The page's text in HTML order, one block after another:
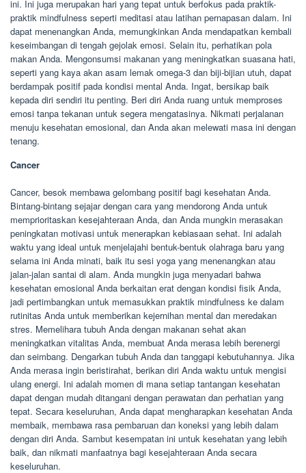
ini. Ini juga merupakan hari yang tepat untuk berfokus pada praktik-
praktik mindfulness seperti meditasi atau latihan pernapasan dalam. Ini
dapat menenangkan Anda, memungkinkan Anda mendapatkan kembali
keseimbangan di tengah gejolak emosi. Selain itu, perhatikan pola
makan Anda. Mengonsumsi makanan yang meningkatkan suasana hati,
seperti yang kaya akan asam lemak omega-3 dan biji-bijian utuh, dapat
berdampak positif pada kondisi mental Anda. Ingat, bersikap baik
kepada diri sendiri itu penting. Beri diri Anda ruang untuk memproses
emosi tanpa tekanan untuk segera mengatasinya. Nikmati perjalanan
menuju kesehatan emosional, dan Anda akan melewati masa ini dengan
tenang.
Cancer
Cancer, besok membawa gelombang positif bagi kesehatan Anda.
Bintang-bintang sejajar dengan cara yang mendorong Anda untuk
memprioritaskan kesejahteraan Anda, dan Anda mungkin merasakan
peningkatan motivasi untuk menerapkan kebiasaan sehat. Ini adalah
waktu yang ideal untuk menjelajahi bentuk-bentuk olahraga baru yang
selama ini Anda minati, baik itu sesi yoga yang menenangkan atau
jalan-jalan santai di alam. Anda mungkin juga menyadari bahwa
kesehatan emosional Anda berkaitan erat dengan kondisi fisik Anda,
jadi pertimbangkan untuk memasukkan praktik mindfulness ke dalam
rutinitas Anda untuk memberikan kejernihan mental dan meredakan
stres. Memelihara tubuh Anda dengan makanan sehat akan
meningkatkan vitalitas Anda, membuat Anda merasa lebih berenergi
dan seimbang. Dengarkan tubuh Anda dan tanggapi kebutuhannya. Jika
Anda merasa ingin beristirahat, berikan diri Anda waktu untuk mengisi
ulang energi. Ini adalah momen di mana setiap tantangan kesehatan
dapat dengan mudah ditangani dengan perawatan dan perhatian yang
tepat. Secara keseluruhan, Anda dapat mengharapkan kesehatan Anda
membaik, membawa rasa pembaruan dan koneksi yang lebih dalam
dengan diri Anda. Sambut kesempatan ini untuk kesehatan yang lebih
baik, dan nikmati manfaatnya bagi kesejahteraan Anda secara
keseluruhan.